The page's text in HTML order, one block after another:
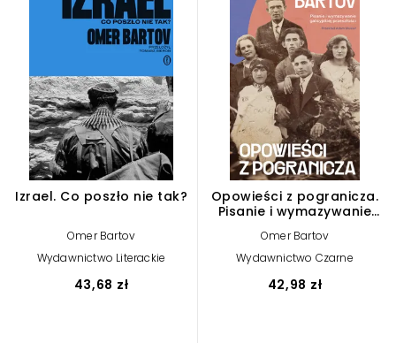
Izrael. Co poszło nie tak?
Omer Bartov
Wydawnictwo Literackie
43,68 zł
Opowieści z pogranicza.
Pisanie i wymazywanie
Omer Bartov
Wydawnictwo Czarne
42,98 zł